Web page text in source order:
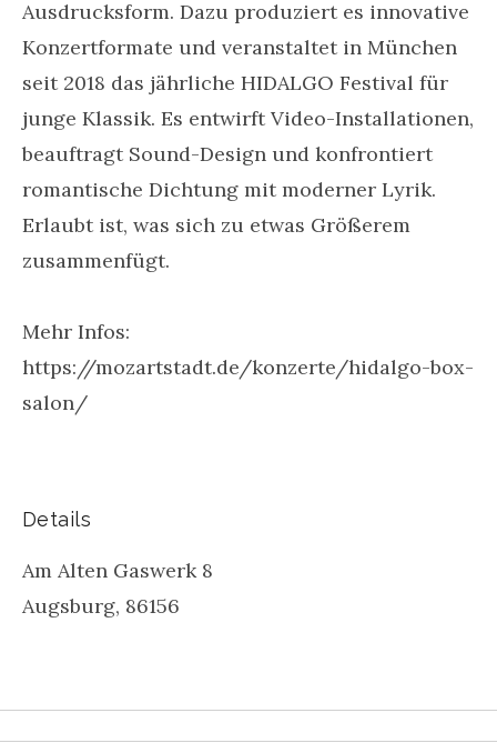
Ausdrucksform. Dazu produziert es innovative
Konzertformate und veranstaltet in München
seit 2018 das jährliche HIDALGO Festival für
junge Klassik. Es entwirft Video-Installationen,
beauftragt Sound-Design und konfrontiert
romantische Dichtung mit moderner Lyrik.
Erlaubt ist, was sich zu etwas Größerem
zusammenfügt.
Mehr Infos:
https://mozartstadt.de/konzerte/hidalgo-box-
salon/
Details
Am Alten Gaswerk 8
Augsburg, 86156